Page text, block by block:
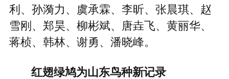
利、孙漪力、虞承霖、李昕、张晨琪、赵
雪刚、郑昊、柳彬斌、唐垚飞、黄丽华、
蒋桢、韩林、谢勇、潘晓峰。
红翅绿鸠为山东鸟种新记录